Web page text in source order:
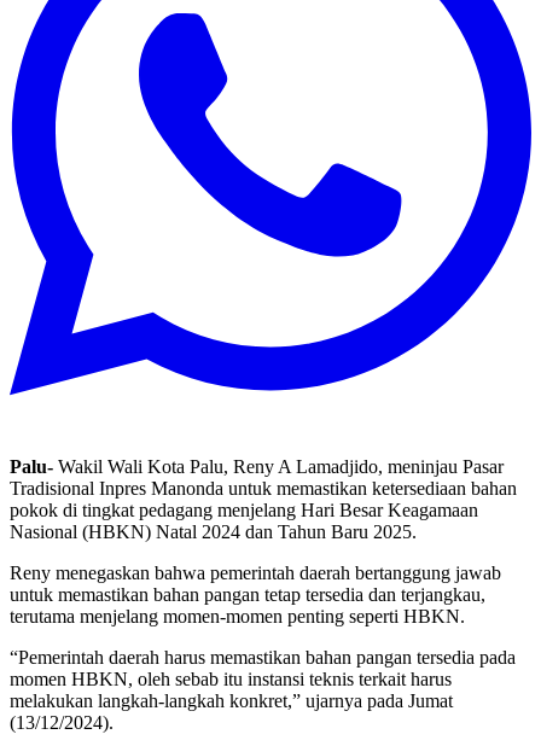
Palu- Wakil Wali Kota Palu, Reny A Lamadjido, meninjau Pasar
Tradisional Inpres Manonda untuk memastikan ketersediaan bahan
pokok di tingkat pedagang menjelang Hari Besar Keagamaan
Nasional (HBKN) Natal 2024 dan Tahun Baru 2025.
Reny menegaskan bahwa pemerintah daerah bertanggung jawab
untuk memastikan bahan pangan tetap tersedia dan terjangkau,
terutama menjelang momen-momen penting seperti HBKN.
“Pemerintah daerah harus memastikan bahan pangan tersedia pada
momen HBKN, oleh sebab itu instansi teknis terkait harus
melakukan langkah-langkah konkret,” ujarnya pada Jumat
(13/12/2024).